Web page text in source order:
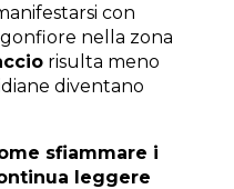
con
nella zona
risulta meno
diventano
sfiammare i
leggere